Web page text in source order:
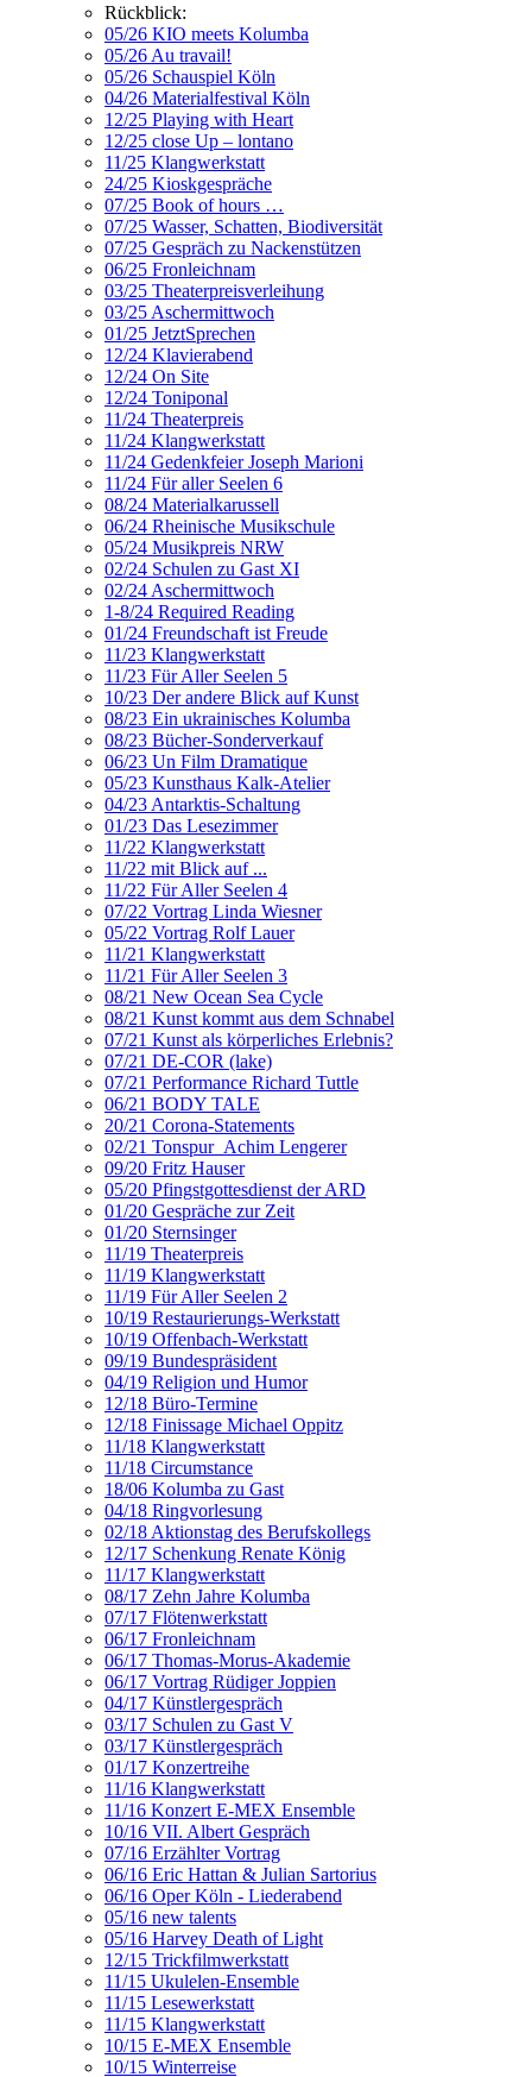
Rückblick:
05/26 KIO meets Kolumba
05/26 Au travail!
05/26 Schauspiel Köln
04/26 Materialfestival Köln
12/25 Playing with Heart
12/25 close Up – lontano
11/25 Klangwerkstatt
24/25 Kioskgespräche
07/25 Book of hours …
07/25 Wasser, Schatten, Biodiversität
07/25 Gespräch zu Nackenstützen
06/25 Fronleichnam
03/25 Theaterpreisverleihung
03/25 Aschermittwoch
01/25 JetztSprechen
12/24 Klavierabend
12/24 On Site
12/24 Toniponal
11/24 Theaterpreis
11/24 Klangwerkstatt
11/24 Gedenkfeier Joseph Marioni
11/24 Für aller Seelen 6
08/24 Materialkarussell
06/24 Rheinische Musikschule
05/24 Musikpreis NRW
02/24 Schulen zu Gast XI
02/24 Aschermittwoch
1-8/24 Required Reading
01/24 Freundschaft ist Freude
11/23 Klangwerkstatt
11/23 Für Aller Seelen 5
10/23 Der andere Blick auf Kunst
08/23 Ein ukrainisches Kolumba
08/23 Bücher-Sonderverkauf
06/23 Un Film Dramatique
05/23 Kunsthaus Kalk-Atelier
04/23 Antarktis-Schaltung
01/23 Das Lesezimmer
11/22 Klangwerkstatt
11/22 mit Blick auf ...
11/22 Für Aller Seelen 4
07/22 Vortrag Linda Wiesner
05/22 Vortrag Rolf Lauer
11/21 Klangwerkstatt
11/21 Für Aller Seelen 3
08/21 New Ocean Sea Cycle
08/21 Kunst kommt aus dem Schnabel
07/21 Kunst als körperliches Erlebnis?
07/21 DE-COR (lake)
07/21 Performance Richard Tuttle
06/21 BODY TALE
20/21 Corona-Statements
02/21 Tonspur_Achim Lengerer
09/20 Fritz Hauser
05/20 Pfingstgottesdienst der ARD
01/20 Gespräche zur Zeit
01/20 Sternsinger
11/19 Theaterpreis
11/19 Klangwerkstatt
11/19 Für Aller Seelen 2
10/19 Restaurierungs-Werkstatt
10/19 Offenbach-Werkstatt
09/19 Bundespräsident
04/19 Religion und Humor
12/18 Büro-Termine
12/18 Finissage Michael Oppitz
11/18 Klangwerkstatt
11/18 Circumstance
18/06 Kolumba zu Gast
04/18 Ringvorlesung
02/18 Aktionstag des Berufskollegs
12/17 Schenkung Renate König
11/17 Klangwerkstatt
08/17 Zehn Jahre Kolumba
07/17 Flötenwerkstatt
06/17 Fronleichnam
06/17 Thomas-Morus-Akademie
06/17 Vortrag Rüdiger Joppien
04/17 Künstlergespräch
03/17 Schulen zu Gast V
03/17 Künstlergespräch
01/17 Konzertreihe
11/16 Klangwerkstatt
11/16 Konzert E-MEX Ensemble
10/16 VII. Albert Gespräch
07/16 Erzählter Vortrag
06/16 Eric Hattan & Julian Sartorius
06/16 Oper Köln - Liederabend
05/16 new talents
05/16 Harvey Death of Light
12/15 Trickfilmwerkstatt
11/15 Ukulelen-Ensemble
11/15 Lesewerkstatt
11/15 Klangwerkstatt
10/15 E-MEX Ensemble
10/15 Winterreise